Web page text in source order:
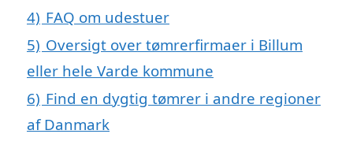
4) FAQ om udestuer
5) Oversigt over tømrerfirmaer i Billum
eller hele Varde kommune
6) Find en dygtig tømrer i andre regioner
af Danmark